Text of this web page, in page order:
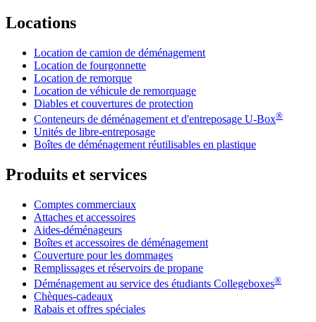
Locations
Location de camion de déménagement
Location de fourgonnette
Location de remorque
Location de véhicule de remorquage
Diables et couvertures de protection
Conteneurs de déménagement et d'entreposage U-Box®
Unités de libre-entreposage
Boîtes de déménagement réutilisables en plastique
Produits et services
Comptes commerciaux
Attaches et accessoires
Aides-déménageurs
Boîtes et accessoires de déménagement
Couverture pour les dommages
Remplissages et réservoirs de propane
Déménagement au service des étudiants Collegeboxes®
Chèques-cadeaux
Rabais et offres spéciales